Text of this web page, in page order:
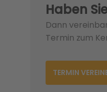
Haben
Dann
Termin zum
TERMIN